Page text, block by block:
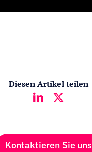
Diesen Artikel teilen
Kontaktieren Sie uns